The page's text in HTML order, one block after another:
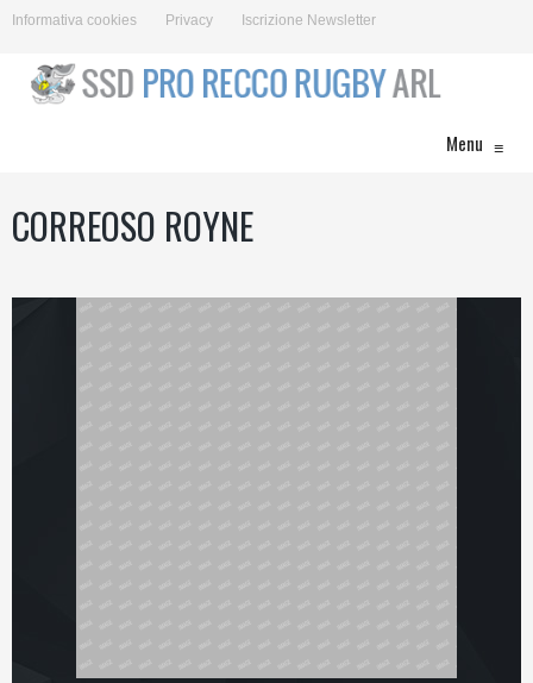
Informativa cookies Privacy Iscrizione Newsletter
Menu ≡
CORREOSO ROYNE